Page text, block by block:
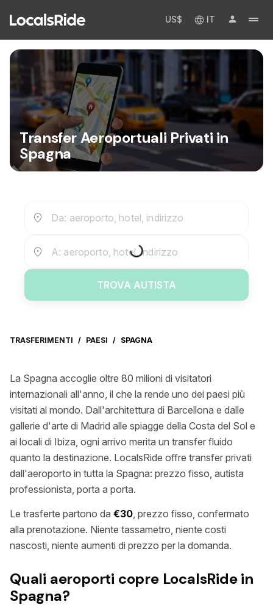
US$ IT
Transfer Aeroportuali Privati in
Spagna
Da: aeroporto, hotel, indirizzo
A: aeroporto, hotel, indirizzo
TROVA AUTISTA
TRASFERIMENTI / PAESI / SPAGNA
La Spagna accoglie oltre 80 milioni di visitatori
internazionali all'anno, il che la rende uno dei paesi più
visitati al mondo. Dall'architettura di Barcellona e dalle
gallerie d'arte di Madrid alle spiagge della Costa del Sol e
ai locali di Ibiza, ogni arrivo merita un transfer fluido
quanto la destinazione. LocalsRide offre transfer privati
dall'aeroporto in tutta la Spagna: prezzo fisso, autista
professionista, porta a porta.
Le trasferte partono da €30, prezzo fisso, confermato
alla prenotazione. Niente tassametro, niente costi
nascosti, niente aumenti di prezzo per la domanda.
Quali aeroporti copre LocalsRide in
Spagna?